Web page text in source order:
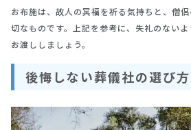
お布施は、故人の冥福を祈る気持ちと、僧
切なものです。上記を参考に、失礼のない
お渡ししましょう。
後悔しない葬儀社の選び方